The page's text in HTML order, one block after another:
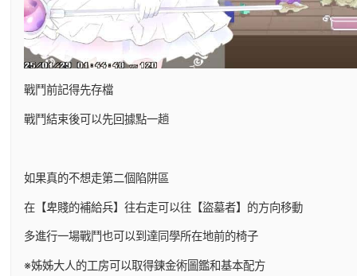
戰鬥前記得先存檔
戰鬥結束後可以先回據點一趟
如果真的不想走第二個陷阱區
在【卑賤的補給兵】往右走可以往【盜墓者】的方向移動
多進行一場戰鬥也可以到達同學所在地前的椅子
※姊姊大人的工房可以取得鍊金術圖鑑和基本配方